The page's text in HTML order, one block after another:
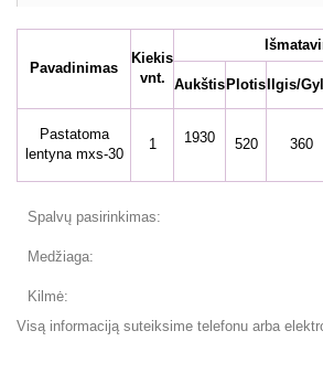
Pavadinimas
Kiekis
vnt. Aukštis Plotis Ilgis/
Pastatoma
lentyna mxs-30
1 1930 520 360
Spalvų pasirinkimas:
Medžiaga:
Kilmė:
Visą informaciją suteiksime telefonu arba